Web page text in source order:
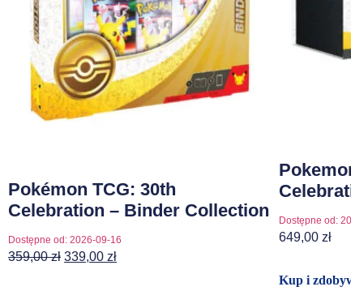
Pokémon TCG: 30th
Celebration – Binder Collection
Dostępne od: 2026-09-16
359,00zł 339,00 zł
Dostępne od:
649,00 zł
Kup i